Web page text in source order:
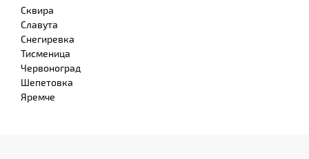
Сквира
Славута
Снегиревка
Тисменица
Червоноград
Шепетовка
Яремче